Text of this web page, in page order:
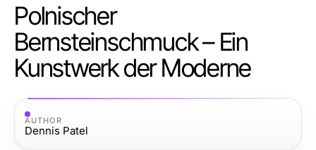
Polnischer
Bernsteinschmuck – Ein
Kunstwerk der Moderne
AUTHOR
Dennis Patel